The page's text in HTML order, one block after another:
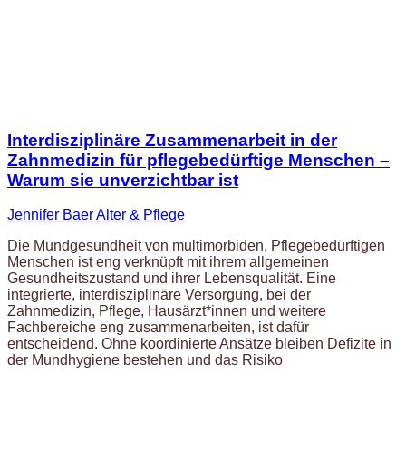
Interdisziplinäre Zusammenarbeit in der
Zahnmedizin für pflegebedürftige Menschen –
Warum sie unverzichtbar ist
Jennifer BaerAlter & Pflege
Die Mundgesundheit von multimorbiden, Pflegebedürftigen
Menschen ist eng verknüpft mit ihrem allgemeinen
Gesundheitszustand und ihrer Lebensqualität. Eine
integrierte, interdisziplinäre Versorgung, bei der
Zahnmedizin, Pflege, Hausärzt*innen und weitere
Fachbereiche eng zusammenarbeiten, ist dafür
entscheidend. Ohne koordinierte Ansätze bleiben Defizite in
der Mundhygiene bestehen und das Risiko